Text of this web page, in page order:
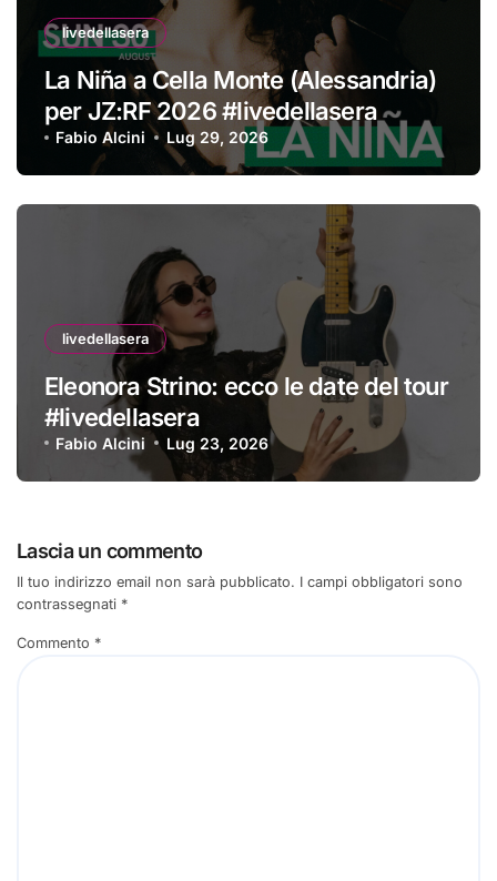
livedellasera
La Niña a Cella Monte (Alessandria)
per JZ:RF 2026 #livedellasera
Fabio Alcini Lug 29, 2026
livedellasera
Eleonora Strino: ecco le date del tour
#livedellasera
Fabio Alcini Lug 23, 2026
Lascia un commento
Il tuo indirizzo email non sarà pubblicato. I campi obbligatori sono
contrassegnati *
Commento *